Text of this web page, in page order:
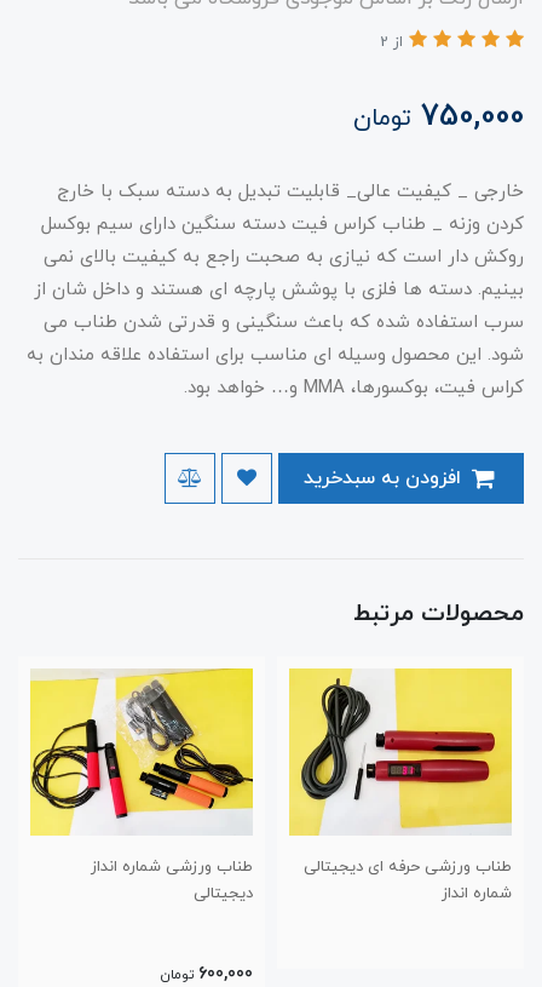
از 2
750,000 تومان
خارجی _ کیفیت عالی_ قابلیت تبدیل به دسته سبک با خارج
کردن وزنه _ طناب کراس فیت دسته سنگین دارای سیم بوکسل
روکش دار است که نیازی به صحبت راجع به کیفیت بالای نمی
بینیم. دسته ها فلزی با پوشش پارچه ای هستند و داخل شان از
سرب استفاده شده که باعث سنگینی و قدرتی شدن طناب می
شود. این محصول وسیله‌ ای مناسب برای استفاده‌ علاقه مندان به
کراس فیت، بوکسورها، MMA و… خواهد بود.
محصولات مرتبط
طناب ورزشی حرفه ای دیجیتالی
شماره انداز
طناب ورزشی شماره انداز
دیجیتالی
600,000 تومان